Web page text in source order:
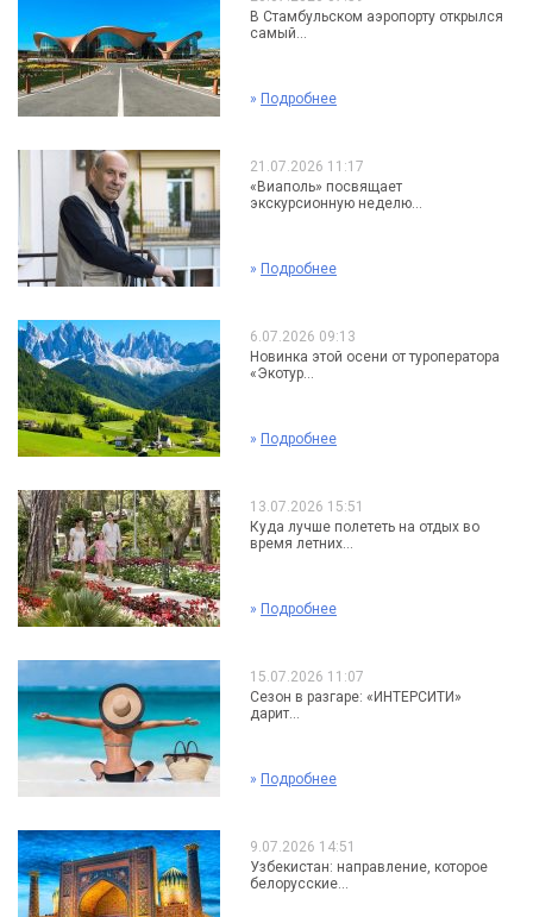
В Стамбульском аэропорту открылся
самый...
» Подробнее
21.07.2026 11:17
«Виаполь» посвящает
экскурсионную неделю...
» Подробнее
6.07.2026 09:13
Новинка этой осени от туроператора
«Экотур...
» Подробнее
13.07.2026 15:51
Куда лучше полететь на отдых во
время летних...
» Подробнее
15.07.2026 11:07
Сезон в разгаре: «ИНТЕРСИТИ»
дарит...
» Подробнее
9.07.2026 14:51
Узбекистан: направление, которое
белорусские...